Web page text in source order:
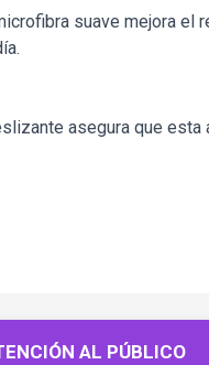
suave mejora
asegura que
AL PÚBLICO